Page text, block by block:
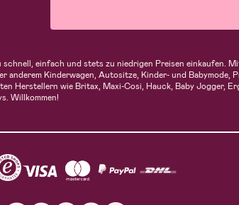
einfach und stets zu niedrigen Preisen einkaufen.
Kinderwagen, Autositze, Kinder- und
Herstellern wie Britax, Maxi-Cosi, Hauck, Baby Jogger,
Willkommen!